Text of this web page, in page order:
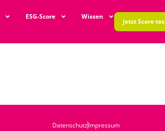
ESG-Score Wissen
Jetzt Score
DatenschutzImpressum